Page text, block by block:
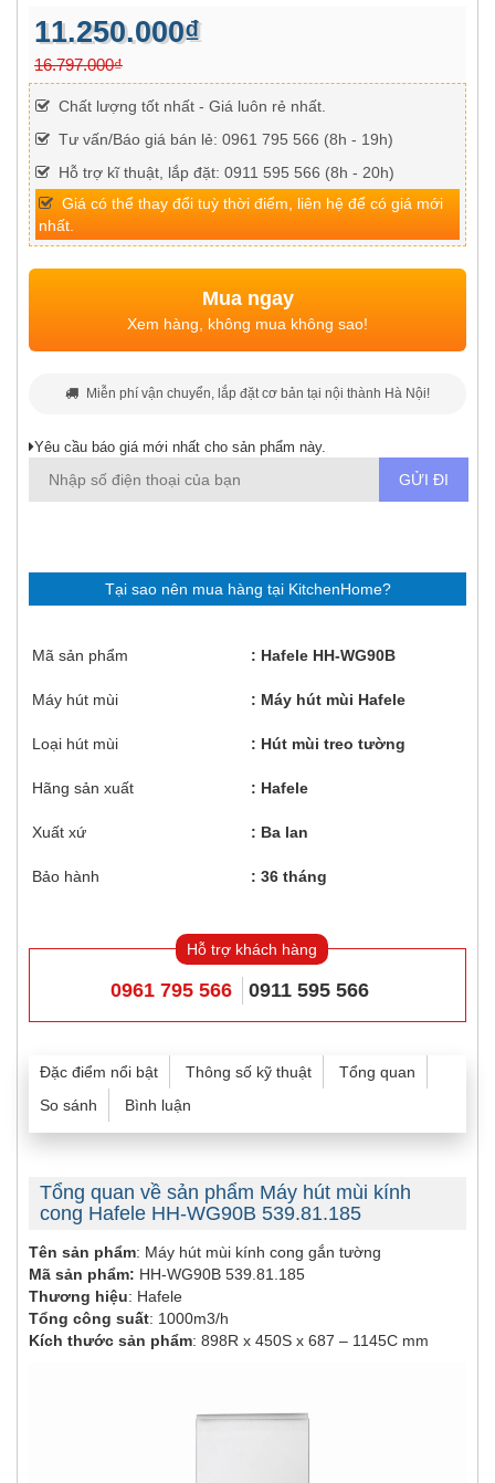
11.250.000₫
16.797.000₫
Chất lượng tốt nhất - Giá luôn rẻ nhất.
Tư vấn/Báo giá bán lẻ: 0961 795 566 (8h - 19h)
Hỗ trợ kĩ thuật, lắp đặt: 0911 595 566 (8h - 20h)
Giá có thể thay đổi tuỳ thời điểm, liên hệ để có giá mới
nhất.
Mua ngay
Xem hàng, không mua không sao!
Miễn phí vận chuyển, lắp đặt cơ bản tại nội thành Hà Nội!
Yêu cầu báo giá mới nhất cho sản phẩm này.
Tại sao nên mua hàng tại KitchenHome?
Mã sản phẩm Hafele HH-WG90B
Máy hút mùi Máy hút mùi Hafele
Loại hút mùi Hút mùi treo tường
Hãng sản xuất Hafele
Xuất xứ Ba lan
Bảo hành 36 tháng
Hỗ trợ khách hàng
0961 795 566 0911 595 566
Đặc điểm nổi bật Thông số kỹ thuật
Tổng quan
So sánh
Bình luận
Tổng quan về sản phẩm Máy hút mùi kính
cong Hafele HH-WG90B 539.81.185
Tên sản phẩm: Máy hút mùi kính cong gắn tường
Mã sản phẩm: HH-WG90B 539.81.185
Thương hiệu: Hafele
Tổng công suất: 1000m3/h
Kích thước sản phẩm: 898R x 450S x 687 – 1145C mm